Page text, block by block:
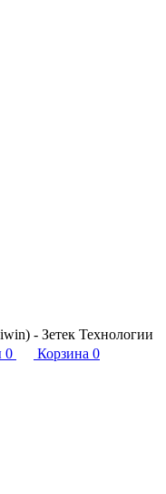
- Зетек Технологии
0 Корзина 0